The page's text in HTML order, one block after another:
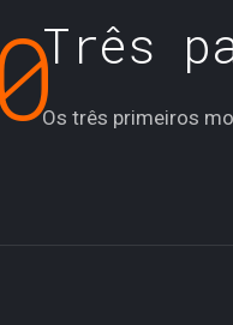
00:40
Três
Os três primeiros